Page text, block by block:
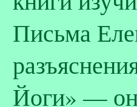
Письма
Йоги» —